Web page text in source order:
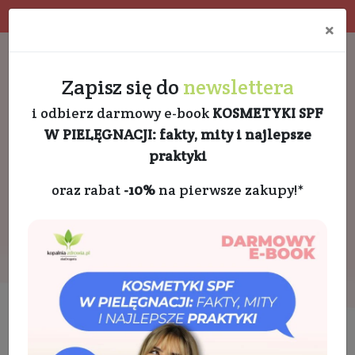
×
Zapisz się do newslettera
i odbierz darmowy e-book KOSMETYKI SPF
W PIELĘGNACJI: fakty, mity i najlepsze
praktyki
oraz rabat -10%na pierwsze zakupy!*